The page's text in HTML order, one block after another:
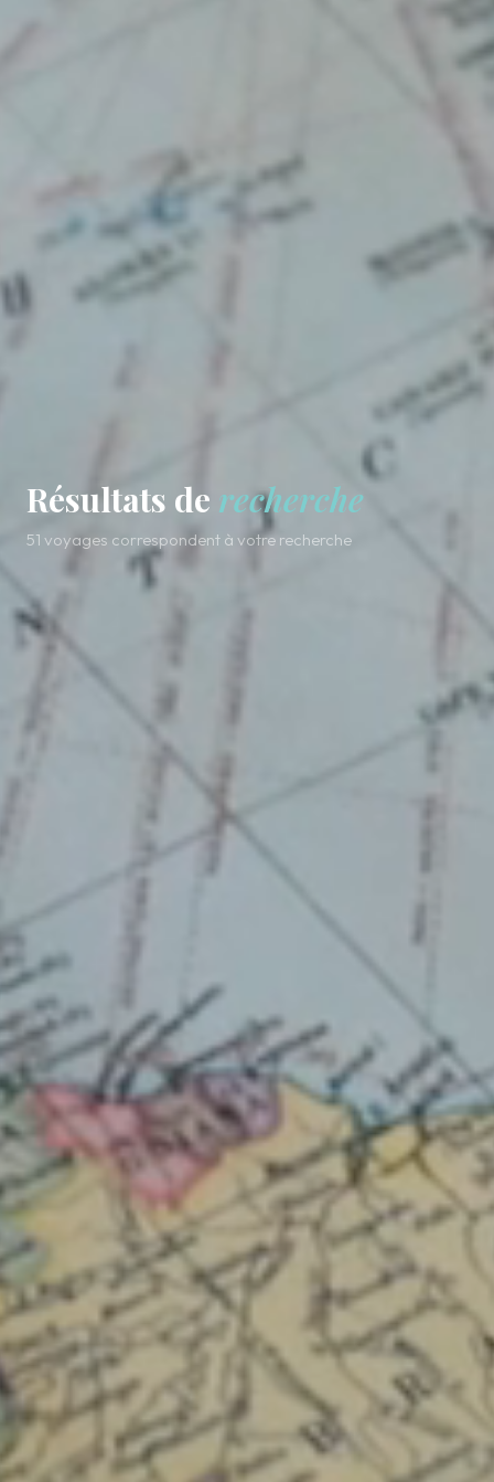
Résultats de recherche
51 voyages correspondent à votre recherche